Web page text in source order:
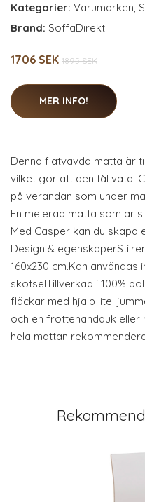
Kategorier: Varumärken,
Brand: SoffaDirekt
1706 SEK 1895 SEK
MER INFO!
Denna flatvävda matta är
vilket gör att den tål väta.
på verandan som under
En melerad matta som är
Med Casper kan du skapa
Design &
160x230 cm.Kan användas
skötselTillverkad i 100%
fläckar med hjälp lite
och en frottehandduk
hela mattan